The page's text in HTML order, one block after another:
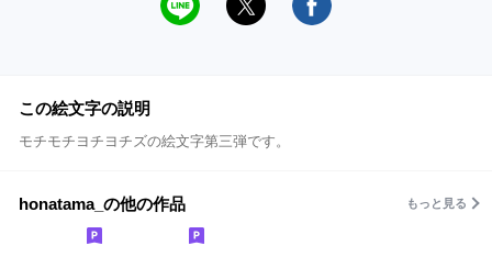
この絵文字の説明
モチモチヨチヨチズの絵文字第三弾です。
honatama_の他の作品 もっと見る